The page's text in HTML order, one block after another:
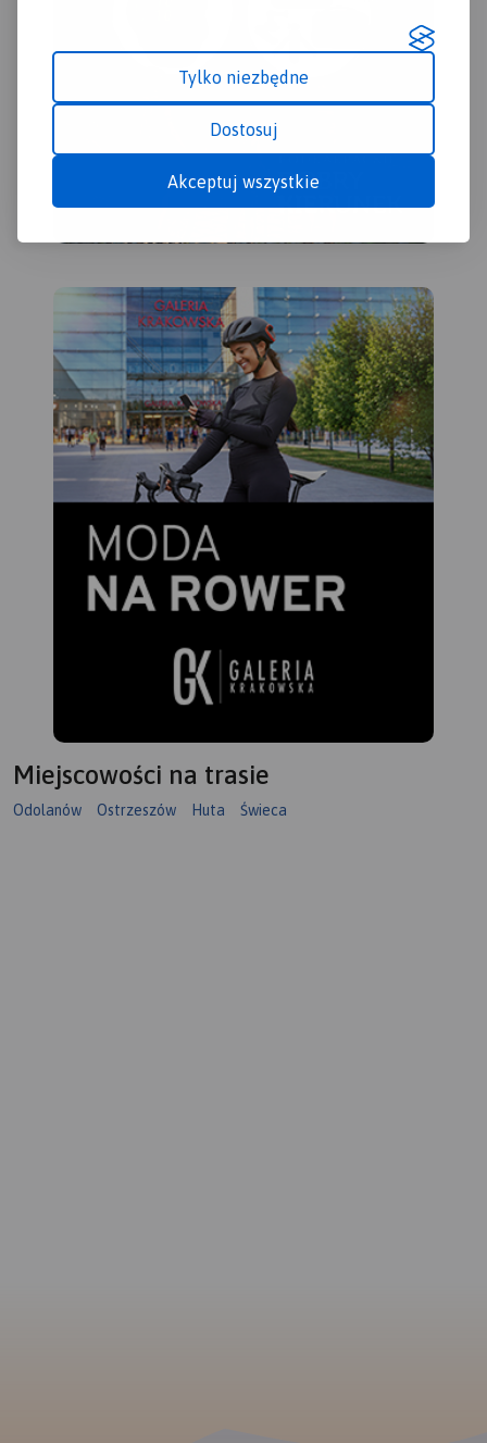
Tylko niezbędne
Dostosuj
Akceptuj wszystkie
Miejscowości na trasie
Odolanów Ostrzeszów Huta Świeca